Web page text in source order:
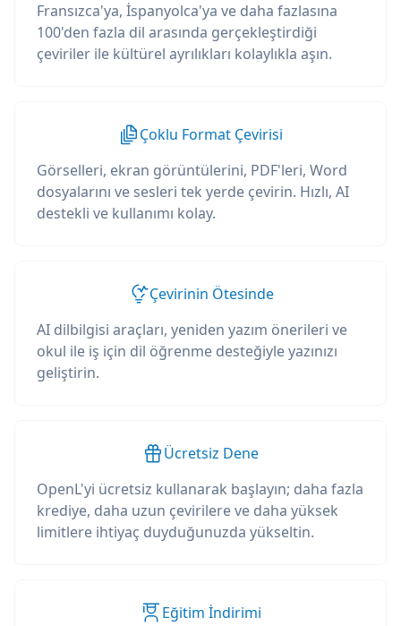
Fransızca'ya, İspanyolca'ya ve daha fazlasına
100'den fazla dil arasında gerçekleştirdiği
çeviriler ile kültürel ayrılıkları kolaylıkla aşın.
Çoklu Format Çevirisi
Görselleri, ekran görüntülerini, PDF'leri, Word
dosyalarını ve sesleri tek yerde çevirin. Hızlı, AI
destekli ve kullanımı kolay.
Çevirinin Ötesinde
AI dilbilgisi araçları, yeniden yazım önerileri ve
okul ile iş için dil öğrenme desteğiyle yazınızı
geliştirin.
Ücretsiz Dene
OpenL'yi ücretsiz kullanarak başlayın; daha fazla
krediye, daha uzun çevirilere ve daha yüksek
limitlere ihtiyaç duyduğunuzda yükseltin.
Eğitim İndirimi